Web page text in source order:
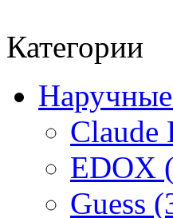
Категории
Claude
EDOX
Guess